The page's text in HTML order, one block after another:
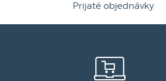
Prijaté objednávky